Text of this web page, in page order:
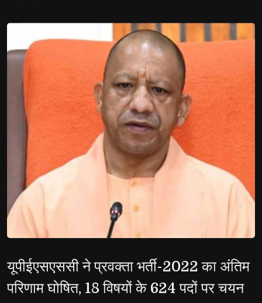
यूपीईएसएससी ने प्रवक्ता भर्ती-2022 का अंतिम
परिणाम घोषित, 18 विषयों के 624 पदों पर चयन